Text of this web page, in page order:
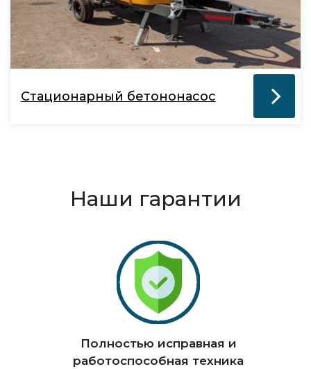
Стационарный бетононасос
Наши гарантии
Полностью исправная и
работоспособная техника